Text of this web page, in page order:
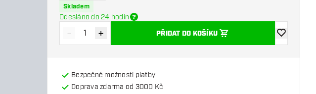
Skladem
Odesláno do 24 hodin
Snížit množství
- Zvýšit množství
+ PŘIDAT DO KOŠÍKU
Přidat do
Bezpečné možnosti platby
Doprava zdarma od 3000 Kč